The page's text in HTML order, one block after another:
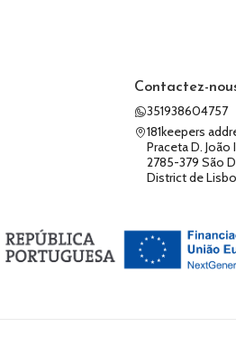
Contactez-
351938604757
181keepers
Praceta D. João
2785-379 São
District de